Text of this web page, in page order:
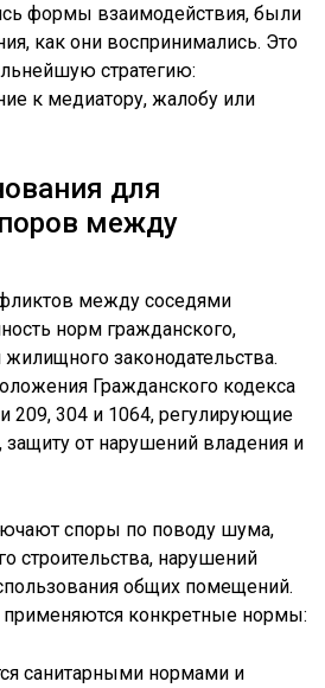
формы взаимодействия, были
как они воспринимались. Это
стратегию:
к медиатору, жалобу или
для
между
между соседями
норм гражданского,
законодательства.
Гражданского кодекса
209, 304 и 1064, регулирующие
защиту от нарушений владения и
споры по поводу шума,
строительства, нарушений
общих помещений.
конкретные нормы:
санитарными нормами и